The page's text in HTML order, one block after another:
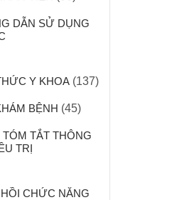
DẪN SỬ DỤNG
Y KHOA(137)
BỆNH (45)
TÓM TẮT THÔNG
TRỊ
CHỨC NĂNG